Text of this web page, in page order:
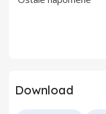
Download